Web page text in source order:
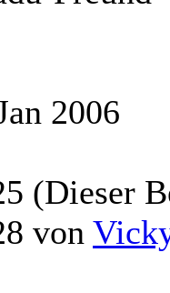
2006
(Dieser
von